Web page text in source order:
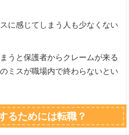
に感じてしまう人も少なくない
うと保護者からクレームが来る
ミスが職場内で終わらないとい
るためには転職？